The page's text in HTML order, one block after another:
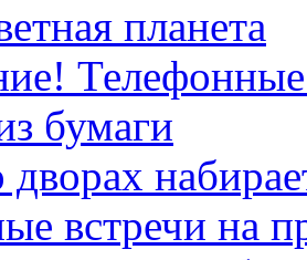
планета
бумаги
дворах
встречи на